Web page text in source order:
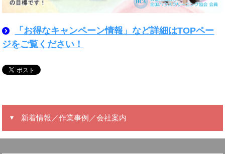
「お得なキャンペーン情報」など詳細はTOPペー
ジをご覧ください！
新着情報／作業事例／会社案内